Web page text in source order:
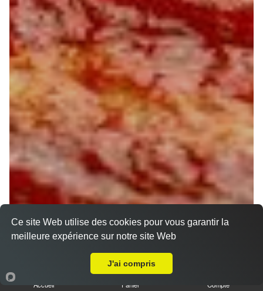
Accueil Panier Compte
Ce site Web utilise des cookies pour vous garantir la
meilleure expérience sur notre site Web
J'ai compris